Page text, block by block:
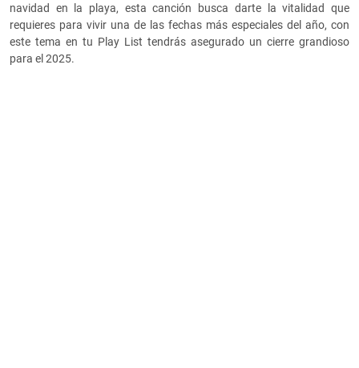
navidad en la playa, esta canción busca darte la vitalidad que
requieres para vivir una de las fechas más especiales del año, con
este tema en tu Play List tendrás asegurado un cierre grandioso
para el 2025.